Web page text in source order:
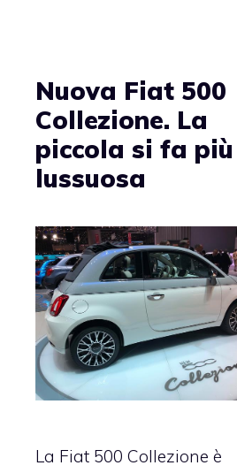
Nuova Fiat 500
Collezione. La
piccola si fa più
lussuosa
La Fiat 500 Collezione è